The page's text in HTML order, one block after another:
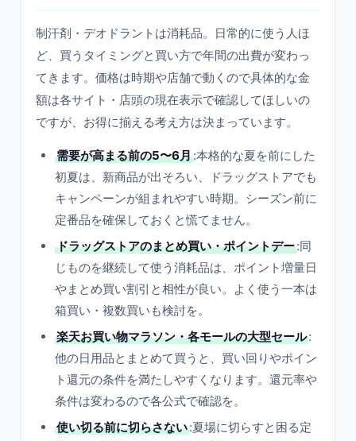
制汗剤・デオドラントは消耗品。日常的に使う人ほ
ど、買うタイミングと買い方で年間の出費が変わっ
てきます。価格は時期や店舗で動くので具体的な金
額は各サイト・店頭の現在表示で確認してほしいの
ですが、お得に揃える考え方は決まっています。
需要が高まる前の5〜6月:本格的な夏を前にした
初夏は、新商品が出そろい、ドラッグストアでも
キャンペーンが組まれやすい時期。シーズン前に
定番品を確保しておくと慌てません。
ドラッグストアのまとめ買い・ポイントデー:同
じものを継続して使う消耗品は、ポイント増量日
やまとめ買い割引と相性が良い。よく使う一本は
箱買い・複数買いも検討を。
楽天お買い物マラソン・各モールの大型セール:
他の日用品とまとめて買うと、買い回りやポイン
ト還元の条件を満たしやすくなります。還元率や
条件は変わるので各公式で確認を。
使い切る前に切らさない:夏場に切らすと困る定